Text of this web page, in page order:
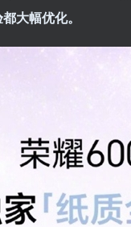
大幅优化。